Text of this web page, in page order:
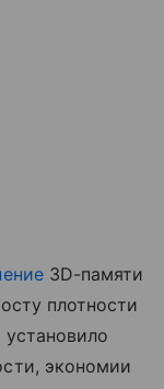
3D-памяти
плотности
экономии